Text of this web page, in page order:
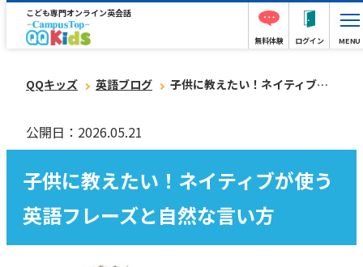
こども専門オンライン英会話
無料体験 ログイン MENU
QQキッズ 英語ブログ 子供に教えたい！ネイティブが使う英語フレーズと自然な言い方
公開日：2026.05.21
子供に教えたい！ネイティブが使う
英語フレーズと自然な言い方